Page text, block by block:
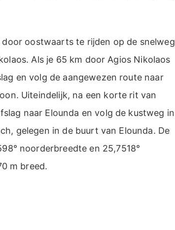
oostwaarts te rijden op de snelweg
Als je 65 km door Agios Nikolaos
en volg de aangewezen route naar
Uiteindelijk, na een korte rit van
naar Elounda en volg de kustweg in
gelegen in de buurt van Elounda. De
noorderbreedte en 25,7518°
m breed.